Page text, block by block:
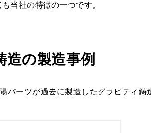
当社の特徴の一つです。
造の製造事例
パーツが過去に製造したグラビティ鋳